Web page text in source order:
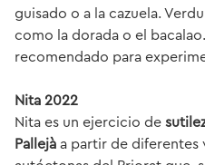
guisado o a la cazuela.
como la dorada o el
recomendado para
Nita 2022
Nita es un ejercicio de
Pallejà a partir de diferentes